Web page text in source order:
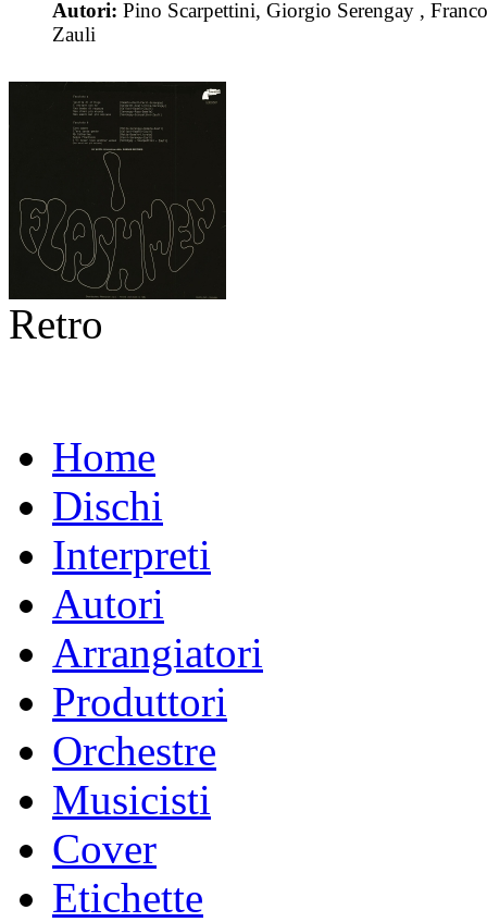
Autori: Pino Scarpettini, Giorgio Serengay , Franco
Zauli
Retro
Home
Dischi
Interpreti
Autori
Arrangiatori
Produttori
Orchestre
Musicisti
Cover
Etichette